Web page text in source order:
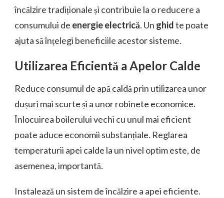
încălzire tradiționale și contribuie la o reducere a
consumului de energie electrică. Un ghidte poate
ajuta să înțelegi beneficiile acestor sisteme.
Utilizarea Eficientă a Apelor Calde
Reduce consumul de apă caldă prin utilizarea unor
dușuri mai scurte și a unor robinete economice.
Înlocuirea boilerului vechi cu unul mai eficient
poate aduce economii substanțiale. Reglarea
temperaturii apei calde la un nivel optim este, de
asemenea, importantă.
Instalează un sistem de încălzire a apei eficiente.